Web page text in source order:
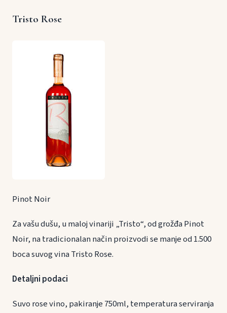
Tristo Rose
Pinot Noir
Za vašu dušu, u maloj vinariji „Tristo“, od grožđa Pinot
Noir, na tradicionalan način proizvodi se manje od 1.500
boca suvog vina Tristo Rose.
Detaljni podaci
Suvo rose vino, pakiranje 750ml, temperatura serviranja